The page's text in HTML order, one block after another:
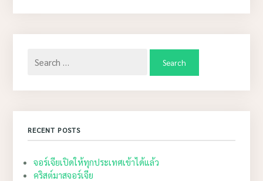
for:
RECENT POSTS
จอร์เจียเปิดให้ทุกประเทศเข้าได้แล้ว
คริสต์มาสจอร์เจีย